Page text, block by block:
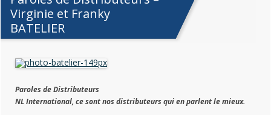
Virginie et Franky
BATELIER
Paroles de Distributeurs
NL International, ce sont nos distributeurs qui en parlent le mieux.